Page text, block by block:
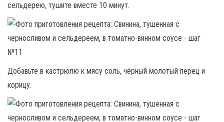
сельдерею, тушите вместе 10 минут.
Добавьте в кастрюлю к мясу соль, чёрный молотый перец и
корицу.